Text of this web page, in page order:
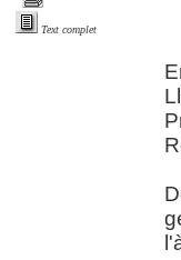
Text complet